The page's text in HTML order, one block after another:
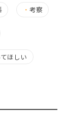
・ 考察
ほしい